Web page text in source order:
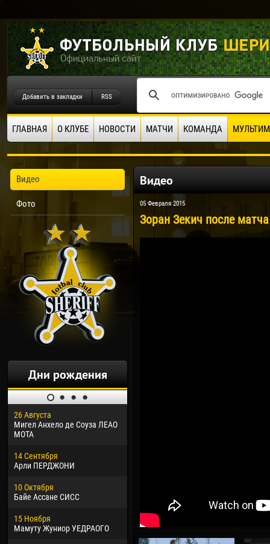
Добавить в закладки RSS
ГЛАВНАЯ О КЛУБЕ НОВОСТИ МАТЧИ КОМАНДА
Видео
Фото
Дни рождения
26 Августа
Мигел Анхело де Соуза ЛЕАО
МОТА
14 Сентября
Арли ПЕРДЖОНИ
10 Октября
Байе Ассане СИСС
15 Ноября
Мамуту Жуниор УЕДРАОГО
Эммануэль АФЕТСЕ
20 Марта
15
Видео
05 Февраля 2015
Зоран Зекич после